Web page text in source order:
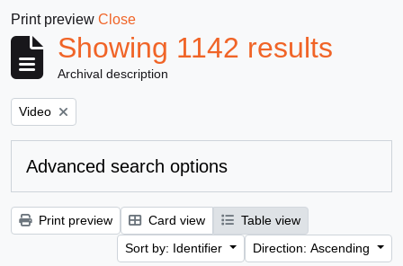
Print preview Close
Showing 1142 results
Archival description
Remove filter:
Video
Advanced search options
Print preview Card view
Table view
Sort by: Identifier
Direction: Ascending